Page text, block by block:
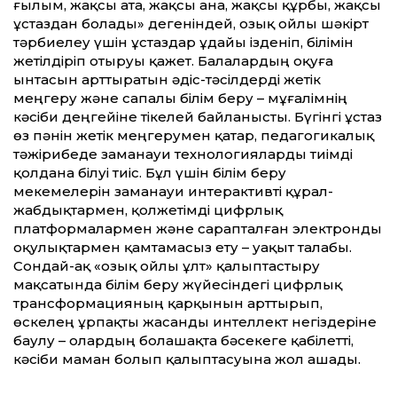
ғылым, жақсы ата, жақсы ана, жақсы құрбы, жақсы
ұстаздан болады» дегеніндей, озық ойлы шәкірт
тәрбиелеу үшін ұстаздар ұдайы ізденіп, білімін
жетілдіріп отыруы қажет. Балалардың оқуға
ынтасын арттыратын әдіс-тәсілдерді жетік
меңгеру және сапалы білім беру – мұғалімнің
кәсіби деңгейіне тікелей байланысты. Бүгінгі ұстаз
өз пәнін жетік меңгерумен қатар, педагогикалық
тәжірибеде заманауи технологияларды тиімді
қолдана білуі тиіс. Бұл үшін білім беру
мекемелерін заманауи интерактивті құрал-
жабдықтармен, қолжетімді цифрлық
платформалармен және сарапталған электронды
оқулықтармен қамтамасыз ету – уақыт талабы.
Сондай-ақ «озық ойлы ұлт» қалыптастыру
мақсатында білім беру жүйесіндегі цифрлық
трансформацияның қарқынын арттырып,
өскелең ұрпақты жасанды интеллект негіздеріне
баулу – олардың болашақта бәсекеге қабілетті,
кәсіби маман болып қалыптасуына жол ашады.